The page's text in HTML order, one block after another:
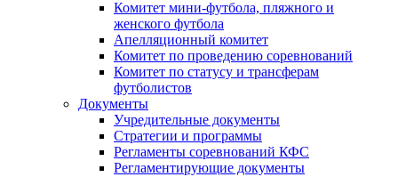
Комитет мини-футбола, пляжного и
женского футбола
Апелляционный комитет
Комитет по проведению соревнований
Комитет по статусу и трансферам
футболистов
Документы
Учредительные документы
Стратегии и программы
Регламенты соревнований КФС
Регламентирующие документы